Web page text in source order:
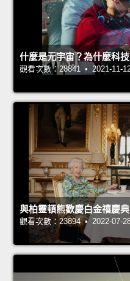
什麼是元宇宙？為什麼科
觀看次數：28841 • 2021-11-
與柏靈頓熊歡慶白金禧慶典
觀看次數：23894 • 2022-07-